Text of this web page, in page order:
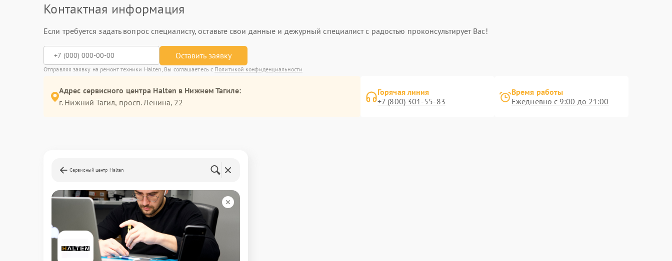
Контактная информация
Если требуется задать вопрос специалисту, оставьте свои данные и дежурный специалист с радостью проконсультирует Вас!
Оставить заявку
Отправляя заявку на ремонт техники Halten, Вы соглашаетесь с Политикой конфиденциальности
Адрес сервисного центра Halten в Нижнем Тагиле:
г. Нижний Тагил, просп. Ленина, 22
Горячая линия
+7 (800) 301-55-83
Время работы
Ежедневно с 9:00 до 21:00
Сервисный центр Halten